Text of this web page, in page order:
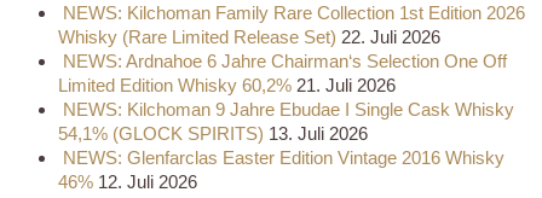
NEWS: Kilchoman Family Rare Collection 1st Edition 2026
Whisky (Rare Limited Release Set) 22. Juli 2026
NEWS: Ardnahoe 6 Jahre Chairman‘s Selection One Off
Limited Edition Whisky 60,2% 21. Juli 2026
NEWS: Kilchoman 9 Jahre Ebudae I Single Cask Whisky
54,1% (GLOCK SPIRITS) 13. Juli 2026
NEWS: Glenfarclas Easter Edition Vintage 2016 Whisky
46% 12. Juli 2026